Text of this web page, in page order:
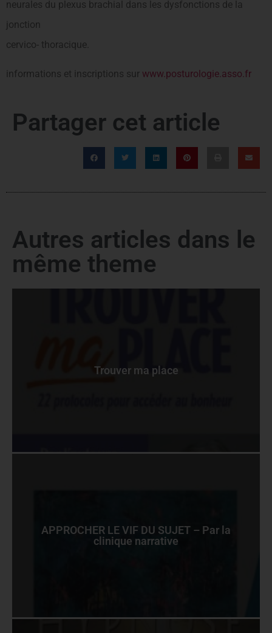
neurales du plexus brachial dans les dysfonctions de la
jonction
cervico- thoracique.
informations et inscriptions sur www.posturologie.asso.fr
Partager cet article
Autres articles dans le
même theme
Trouver ma place
APPROCHER LE VIF DU SUJET – Par la
clinique narrative